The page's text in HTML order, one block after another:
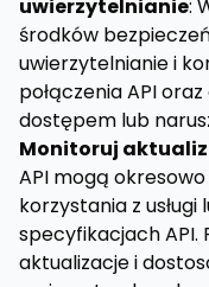
uwierzytelnianie:
środków
uwierzytelnianie i
połączenia API
dostępem lub
Monitoruj
API mogą
korzystania z
specyfikacjach API.
aktualizacje i